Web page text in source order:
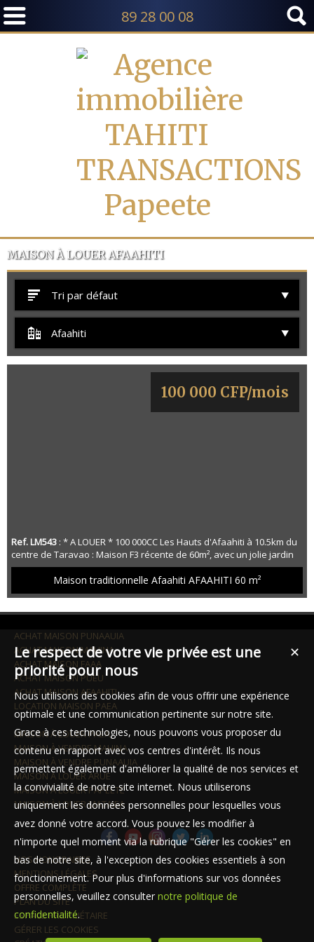
89 28 00 08
MAISON À LOUER AFAAHITI
Tri par défaut
Afaahiti
Ref. LM543 : * A LOUER * 100 000CC Les Hauts d'Afaahiti à 10.5km du
centre de Taravao : Maison F3 récente de 60m², avec un jolie jardin
spacieux sur un plateau verdoyant et calme, comprenant : - 1 Cuve
d'eau de 5 000L pour alimenter la maison - 2 Chambres - 1 SDB/WC -
1 Cuisine de 8.5m² - 1 Salon/séjour de 12m² - 1 Terrasse de 8m² - 1
Maison traditionnelle Afaahiti AFAAHITI 60 m²
100 000 CFP/mois
ACHAT MAISON PUNAAUIA
ACHAT MAISON MAHINA
ACHAT MAISON FAAA
ACHAT MAISON PUEU
ACHAT MAISON AFAAHITI
LOCATION MAISON PAEA
MAISON À LOUER PAEA
MAISON À VENDRE MAHINA
MAISON À VENDRE PUNAAUIA
MAISON À LOUER ARUE
MAISON À LOUER PAPEETE
MAISON À LOUER MATAIEA
NOS HONORAIRES
MENTIONS LÉGALES
OFFRE COMPLÈTE
PLAN DU SITE
ESPACE PROPRIÉTAIRE
GÉRER LES COOKIES
✕
Le respect de votre vie privée est une
priorité pour nous
Nous utilisons des cookies afin de vous offrir une expérience
optimale et une communication pertinente sur notre site.
Grace à ces technologies, nous pouvons vous proposer du
contenu en rapport avec vos centres d'intérêt. Ils nous
permettent également d'améliorer la qualité de nos services et
la convivialité de notre site internet. Nous utiliserons
uniquement les données personnelles pour lesquelles vous
avez donné votre accord. Vous pouvez les modifier à
n'importe quel moment via la rubrique "Gérer les cookies" en
bas de notre site, à l'exception des cookies essentiels à son
fonctionnement. Pour plus d'informations sur vos données
personnelles, veuillez consulter notre politique de
confidentialité.